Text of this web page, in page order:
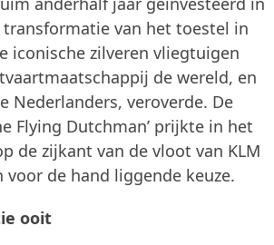
van het toestel in
iconische zilveren vliegtuigen
de wereld, en
Nederlanders, veroverde. De
Flying Dutchman’ prijkte in het
de zijkant van de vloot van KLM
voor de hand liggende keuze.
ooit